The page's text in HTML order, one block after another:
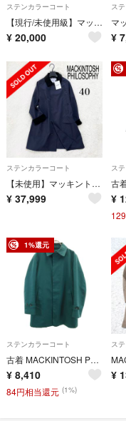
ステンカラーコート
【現行/未使用級】マッキントッシュフィロソフィー ベルファスト 38 紺
¥ 20,000
ス
¥
ステンカラーコート
【未使用】マッキントッシュ サマーフォード ステンカラー コート ネイビー 40
¥ 37,999
ス
¥
1%還元
ステンカラーコート
古着 MACKINTOSH PHILOSOPHY マッキントッシュフィロソフィー 日本製 三陽商会 ステンカラーコート 38 グリーン ライナー付き メンズ
¥ 8,410
84円相当還元 (1%)
ス
¥